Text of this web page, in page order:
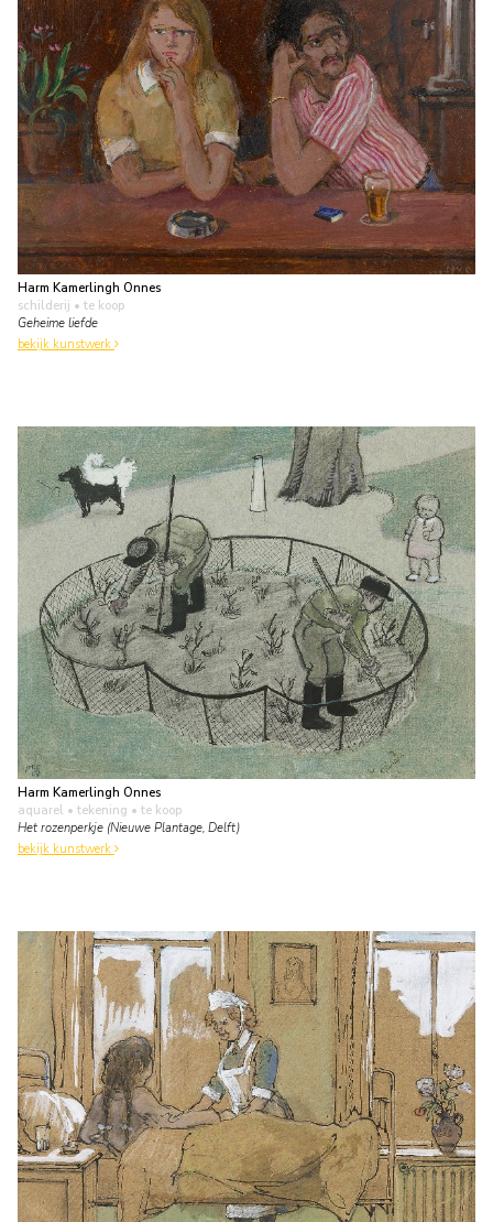
Harm Kamerlingh Onnes
schilderij • te koop
Geheime liefde
bekijk kunstwerk
Harm Kamerlingh Onnes
aquarel • tekening • te koop
Het rozenperkje (Nieuwe Plantage, Delft)
bekijk kunstwerk